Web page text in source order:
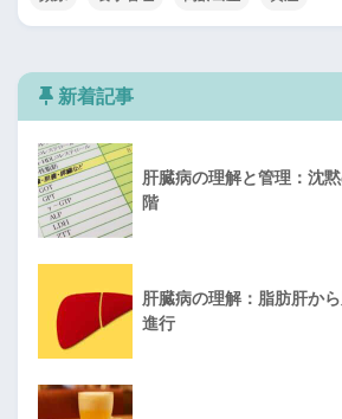
新着記事
肝臓病の理解と管理：沈
階
肝臓病の理解：脂肪肝か
進行